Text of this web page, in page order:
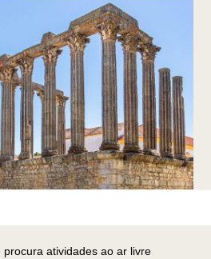
procura atividades ao ar livre